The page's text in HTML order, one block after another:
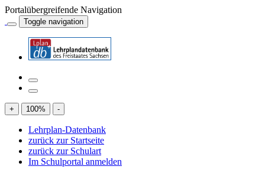
Portalübergreifende Navigation
Toggle navigation
+ 100% -
Lehrplan-Datenbank
zurück zur Startseite
zurück zur Schulart
Im Schulportal anmelden